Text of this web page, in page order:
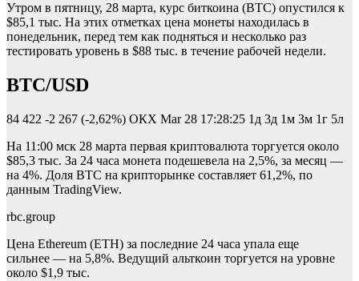
Утром в пятницу, 28 марта, курс биткоина (BTC) опустился к
$85,1 тыс. На этих отметках цена монеты находилась в
понедельник, перед тем как подняться и несколько раз
тестировать уровень в $88 тыс. в течение рабочей недели.
BTC/USD
84 422 -2 267 (-2,62%) ОКХ Mar 28 17:28:25 1д 3д 1м 3м 1г 5л
На 11:00 мск 28 марта первая криптовалюта торгуется около
$85,3 тыс. За 24 часа монета подешевела на 2,5%, за месяц —
на 4%. Доля BTC на крипторынке составляет 61,2%, по
данным TradingView.
rbc.group
Цена Ethereum (ETH) за последние 24 часа упала еще
сильнее — на 5,8%. Ведущий альткоин торгуется на уровне
около $1,9 тыс.